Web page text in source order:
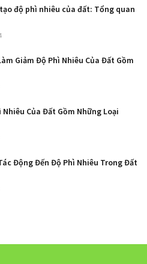
độ phì nhiêu của đất: Tổng quan
Giảm Độ Phì Nhiêu Của Đất Gồm
Nhiêu Của Đất Gồm Những Loại
Động Đến Độ Phì Nhiêu Trong Đất